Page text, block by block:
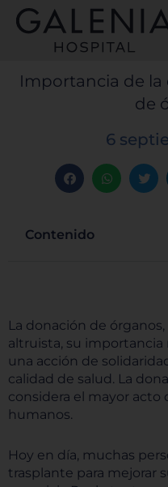
contenido
Importancia de
de
6
Contenido
La donación de
altruista, su
una acción de
calidad de salud. La
considera el mayor acto
humanos.
Hoy en día, muchas
trasplante para mejorar